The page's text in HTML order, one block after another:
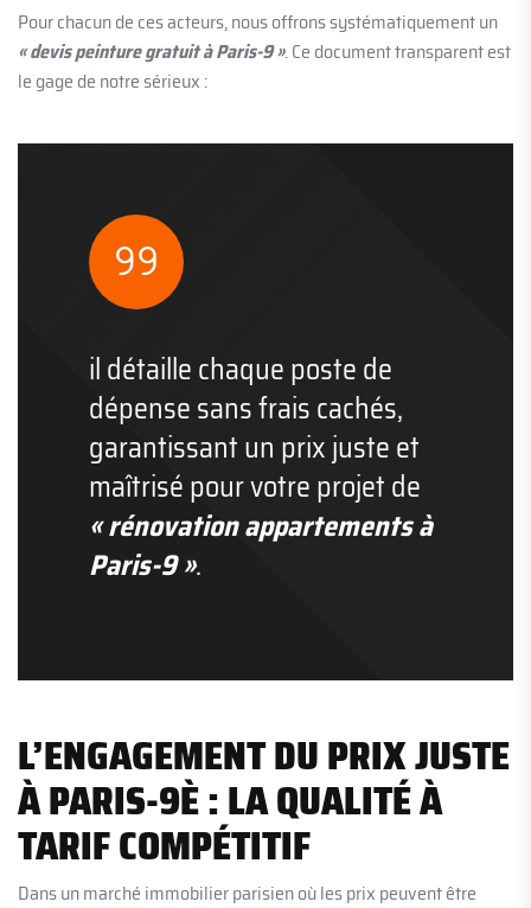
Pour chacun de ces acteurs, nous offrons systématiquement un
« devis peinture gratuit à Paris-9 ». Ce document transparent est
le gage de notre sérieux :
il détaille chaque poste de
dépense sans frais cachés,
garantissant un prix juste et
maîtrisé pour votre projet de
« rénovation appartements à
Paris-9 ».
L’ENGAGEMENT DU PRIX JUSTE
À PARIS-9È : LA QUALITÉ À
TARIF COMPÉTITIF
Dans un marché immobilier parisien où les prix peuvent être